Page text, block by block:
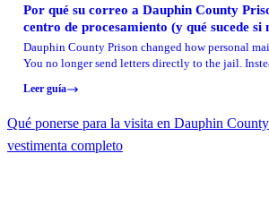
Por qué su correo a Dauphin County
centro de procesamiento (y qué sucede si
Dauphin County Prison changed how personal
You no longer send letters directly to the jail.
your loved one on their tablet.
Leer guía
Qué ponerse para la visita en Dauphin
vestimenta completo